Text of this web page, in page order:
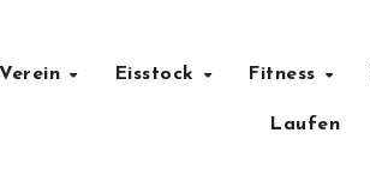
Verein Eisstock Fitness
Laufen